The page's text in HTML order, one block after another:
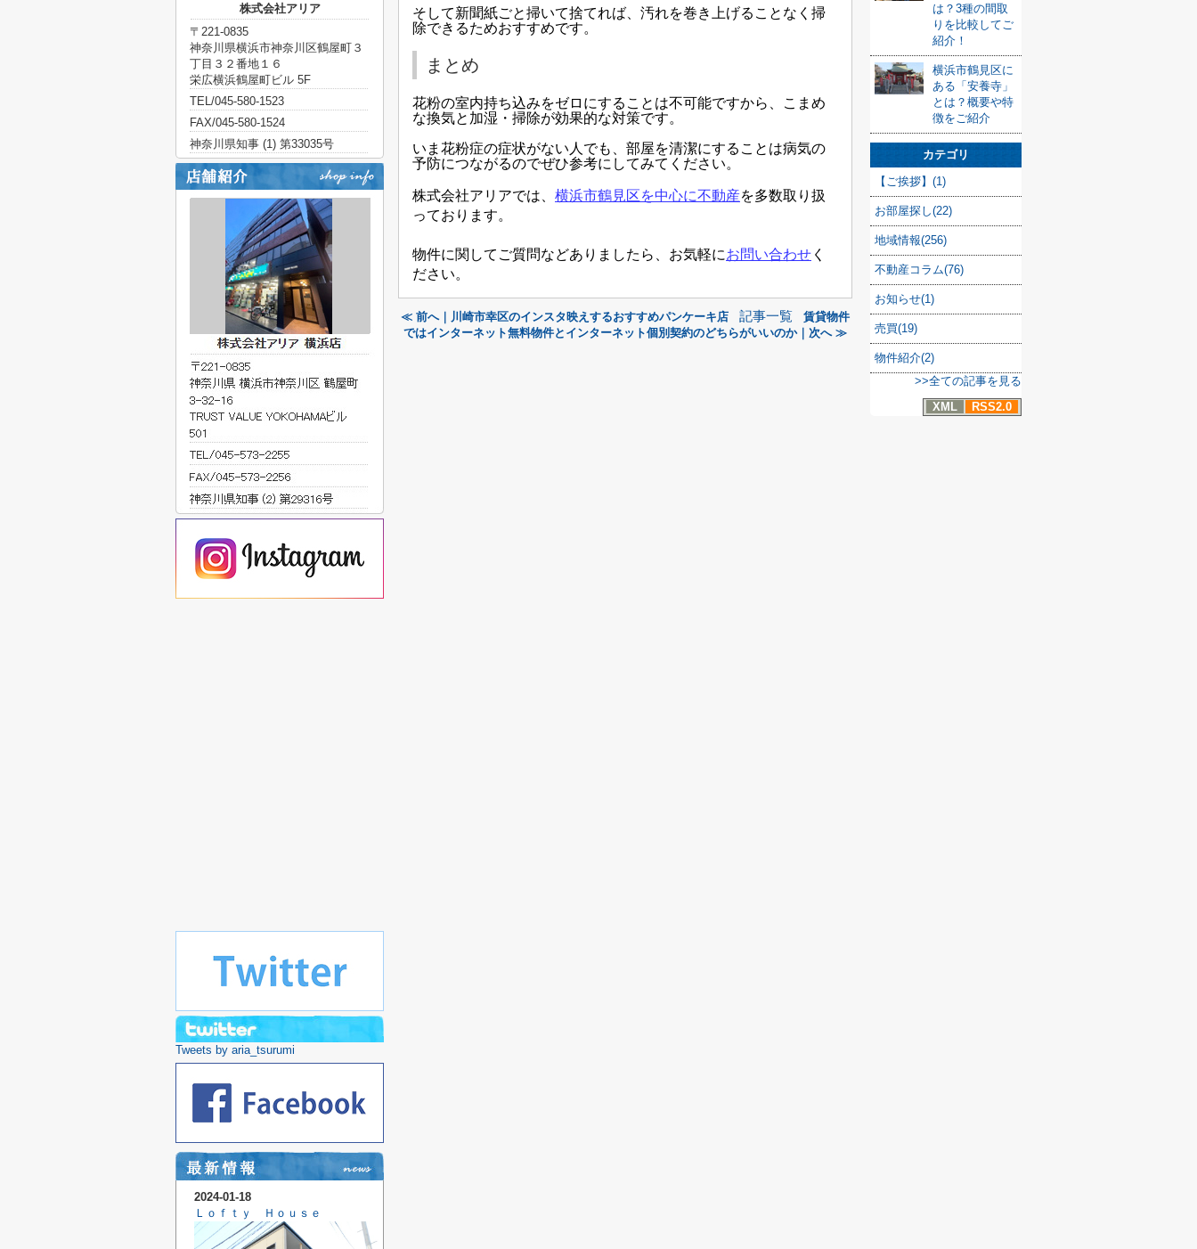
そして新聞紙ごと掃いて捨てれば、汚れを巻き上げることなく掃
除できるためおすすめです。
まとめ
花粉の室内持ち込みをゼロにすることは不可能ですから、こまめ
な換気と加湿・掃除が効果的な対策です。
いま花粉症の症状がない人でも、部屋を清潔にすることは病気の
予防につながるのでぜひ参考にしてみてください。
株式会社アリアでは、 横浜市鶴見区を中心に不動産を多数取り扱
っております。
物件に関してご質問などありましたら、お気軽にお問い合わせ く
ださい。
≪ 前へ｜川崎市幸区のインスタ映えするおすすめパンケーキ店 記事一覧
賃貸物件
ではインターネット無料物件とインターネット個別契約のどちらがいいのか｜次へ ≫
は？3種の間取
りを比較してご
紹介！
横浜市鶴見区に
ある「安養寺」
とは？概要や特
徴をご紹介
カテゴリ
【ご挨拶】(1)
お部屋探し(22)
地域情報(256)
不動産コラム(76)
お知らせ(1)
売買(19)
物件紹介(2)
>>全ての記事を見る
XML
RSS2.0
株式会社アリア
〒221-0835
神奈川県横浜市神奈川区鶴屋町３
丁目３２番地１６
栄広横浜鶴屋町ビル 5F
TEL/045-580-1523
FAX/045-580-1524
神奈川県知事 (1) 第33035号
Tweets by aria_tsurumi
2024-01-18
Ｌｏｆｔｙ Ｈｏｕｓｅ